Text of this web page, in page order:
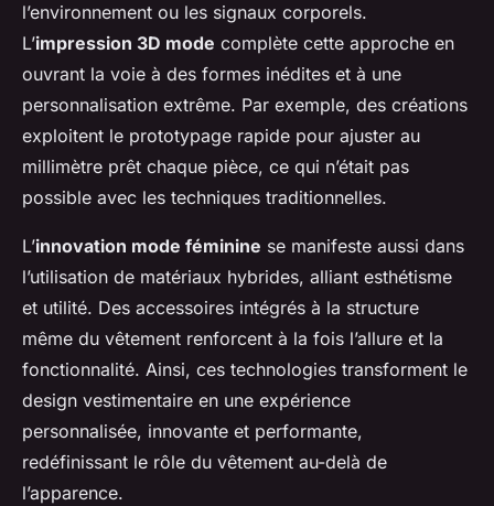
l’environnement ou les signaux corporels.
L’impression 3D mode complète cette approche en
ouvrant la voie à des formes inédites et à une
personnalisation extrême. Par exemple, des créations
exploitent le prototypage rapide pour ajuster au
millimètre prêt chaque pièce, ce qui n’était pas
possible avec les techniques traditionnelles.
L’innovation mode féminine se manifeste aussi dans
l’utilisation de matériaux hybrides, alliant esthétisme
et utilité. Des accessoires intégrés à la structure
même du vêtement renforcent à la fois l’allure et la
fonctionnalité. Ainsi, ces technologies transforment le
design vestimentaire en une expérience
personnalisée, innovante et performante,
redéfinissant le rôle du vêtement au-delà de
l’apparence.